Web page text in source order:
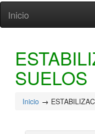
Inicio
SUELOS
Inicio